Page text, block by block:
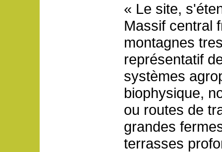
« Le site,
Massif central
montagnes
représentatif
systèmes
biophysique,
ou routes de
grandes
terrasses